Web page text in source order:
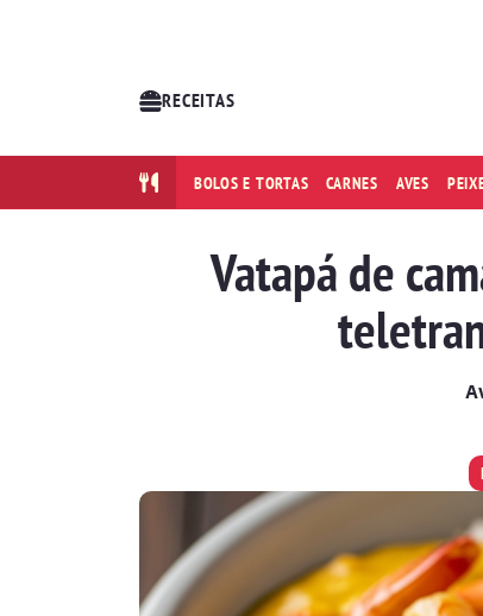
RECEITAS
BOLOS E TORTAS CARNES AVES
Vatapá de